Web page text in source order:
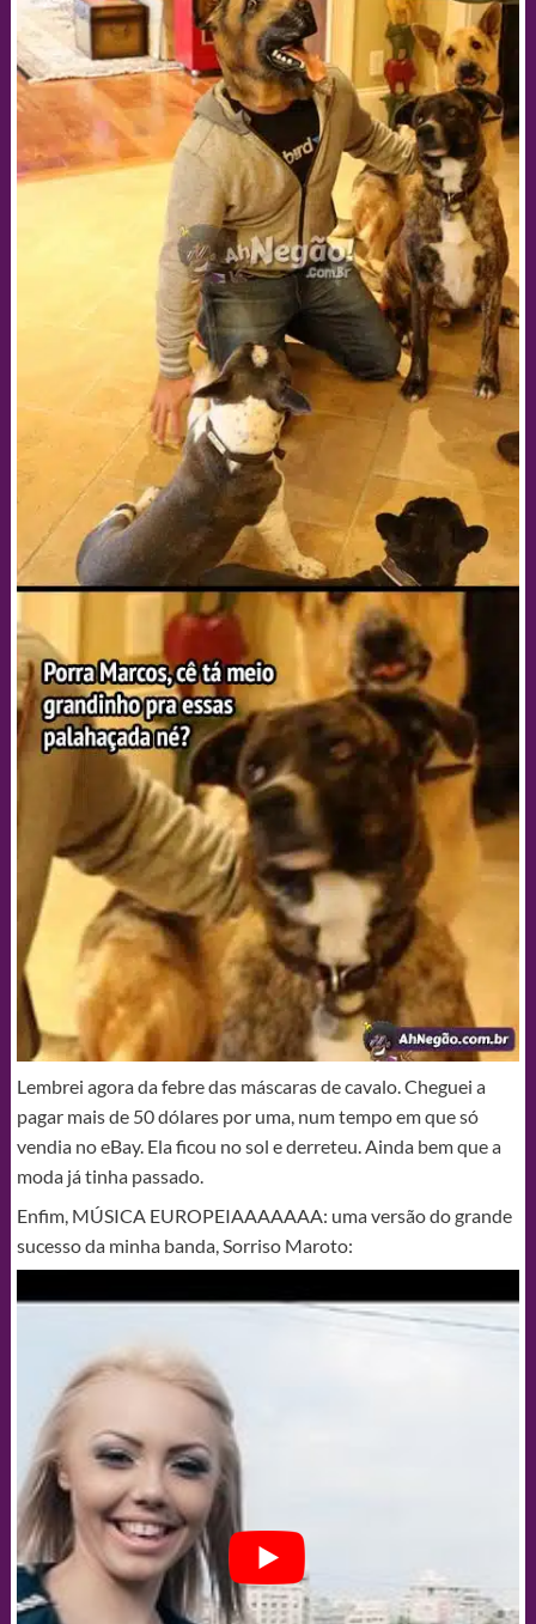
Lembrei agora da febre das máscaras de cavalo. Cheguei a
pagar mais de 50 dólares por uma, num tempo em que só
vendia no eBay. Ela ficou no sol e derreteu. Ainda bem que a
moda já tinha passado.
Enfim, MÚSICA EUROPEIAAAAAAA: uma versão do grande
sucesso da minha banda, Sorriso Maroto: